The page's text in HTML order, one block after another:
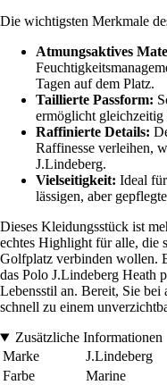
Die wichtigsten Merkmale
Atmungsaktives
Tagen auf dem Platz.
Taillierte Passform:
ermöglicht gleichzeitig
Raffinierte Details:
Raffinesse verleihen,
J.Lindeberg.
Vielseitigkeit: Ideal
lässigen, aber
Dieses Kleidungsstück ist
echtes Highlight für alle, die
Golfplatz verbinden wollen.
das Polo J.Lindeberg Heath
Lebensstil an. Bereit, Sie
schnell zu einem
Zusätzliche Informationen
Marke
J.Lindeberg
Farbe
Marine